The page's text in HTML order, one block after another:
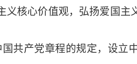
义核心价值观，弘扬爱国主
共产党章程的规定，设立